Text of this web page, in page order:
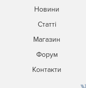
Новини
Статті
Магазин
Форум
Контакти